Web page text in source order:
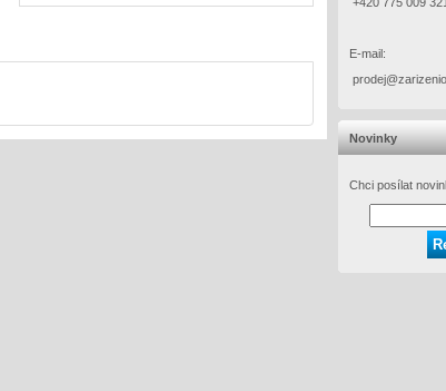
E-mail:
Novinky
Chci posílat